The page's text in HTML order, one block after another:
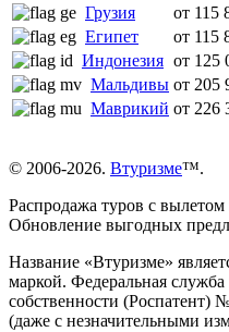
Грузия
от 115
Египет
от 115
Индонезия от 125
Мальдивы от 205
Маврикий от 226
© 2006-2026. Втуризме™.
Распродажа туров с
Обновление выгодных
Название «Втуризме»
маркой. Федеральная
собственности (Роспатент)
(даже с незначительными